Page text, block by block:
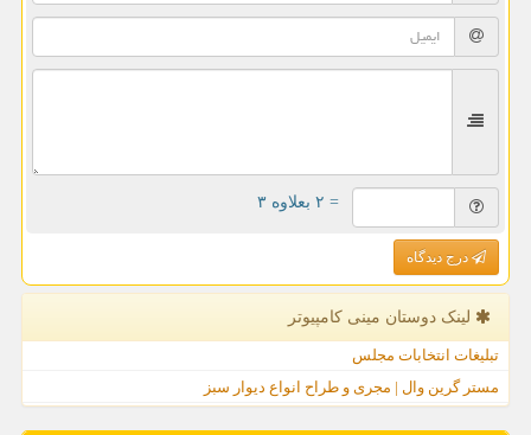
= ۲ بعلاوه ۳
درج دیدگاه
لینک دوستان مینی كامپیوتر
تبلیغات انتخابات مجلس
مستر گرین وال | مجری و طراح انواع دیوار سبز